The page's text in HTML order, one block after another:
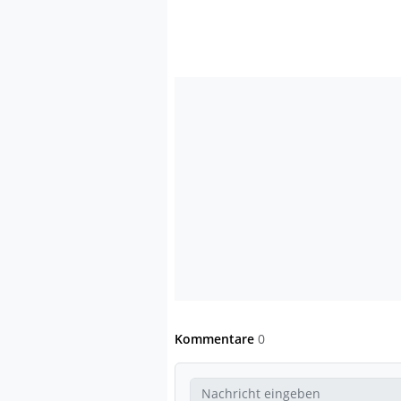
Kommentare 0